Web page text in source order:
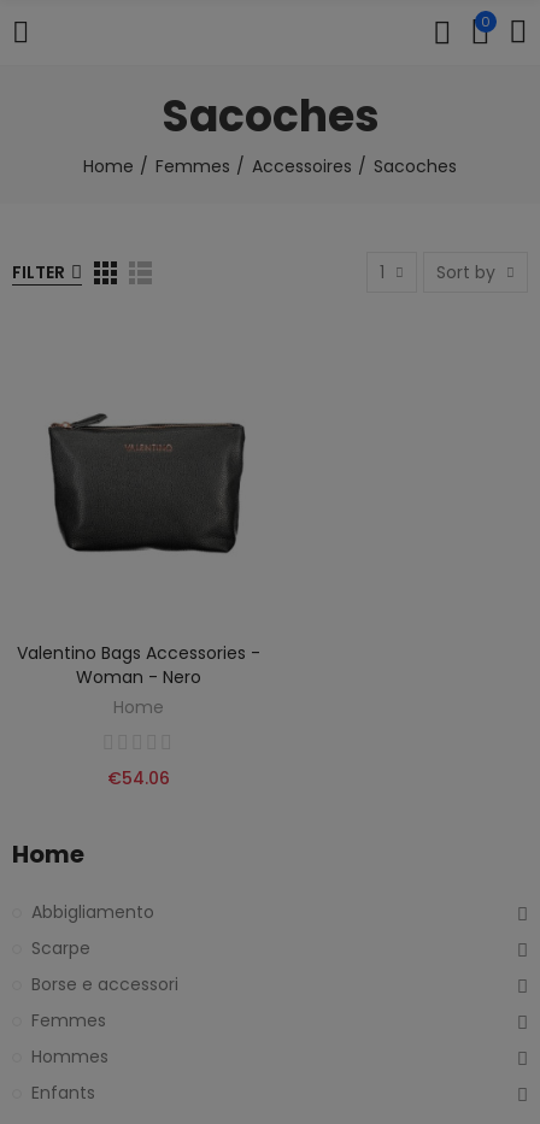
0
Sacoches
Home Femmes Accessoires Sacoches
FILTER 1 Sort by
Valentino Bags Accessories -
Woman - Nero
Home
€54.06
Home
Abbigliamento
Scarpe
Borse e accessori
Femmes
Hommes
Enfants